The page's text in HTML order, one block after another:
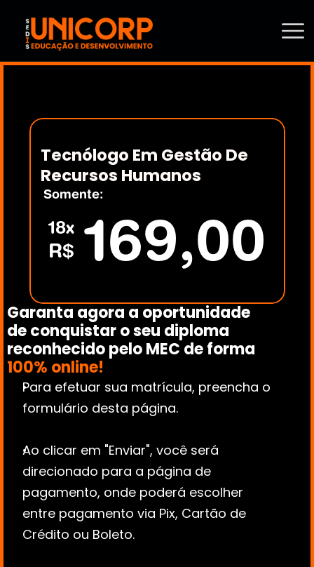
Tecnólogo Em Gestão De
Recursos Humanos
Somente:
18x
R$ 169,00
Garanta agora a oportunidade
de conquistar o seu diploma
100% online!
Para efetuar sua matrícula, preencha o
formulário desta página.
Ao clicar em "Enviar", você será
direcionado para a página de
pagamento, onde poderá escolher
entre pagamento via Pix, Cartão de
Crédito ou Boleto.